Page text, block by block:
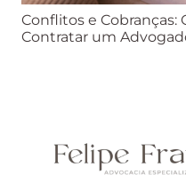
Conflitos e Cobranças:
Contratar um